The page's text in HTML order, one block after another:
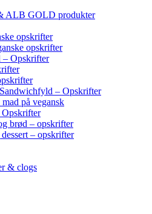
ALB GOLD produkter
opskrifter
opskrifter
– Opskrifter
– Opskrifter
på vegansk
brød – opskrifter
– opskrifter
& clogs